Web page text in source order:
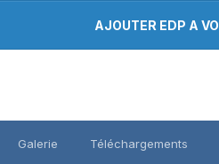
AJOUTER EDP A
Galerie Téléchargements